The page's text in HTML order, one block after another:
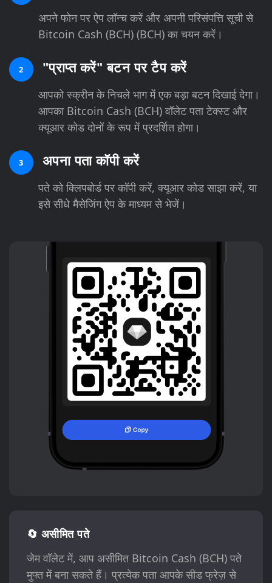
अपने फोन पर ऐप लॉन्च करें और अपनी परिसंपत्ति सूची से
Bitcoin Cash (BCH) (BCH) का चयन करें।
2 "प्राप्त करें" बटन पर टैप करें
आपको स्क्रीन के निचले भाग में एक बड़ा बटन दिखाई देगा।
आपका Bitcoin Cash (BCH) वॉलेट पता टेक्स्ट और
क्यूआर कोड दोनों के रूप में प्रदर्शित होगा।
3 अपना पता कॉपी करें
पते को क्लिपबोर्ड पर कॉपी करें, क्यूआर कोड साझा करें, या
इसे सीधे मैसेजिंग ऐप के माध्यम से भेजें।
🔄 असीमित पते
जेम वॉलेट में, आप असीमित Bitcoin Cash (BCH) पते
मुफ्त में बना सकते हैं। प्रत्येक पता आपके सीड फ्रेज़ से